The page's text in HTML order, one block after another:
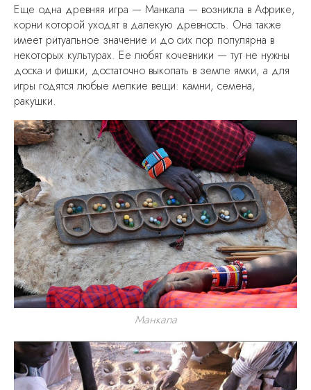
Еще одна древняя игра — Манкала — возникла в Африке,
корни которой уходят в далекую древность. Она также
имеет ритуальное значение и до сих пор популярна в
некоторых культурах. Ее любят кочевники — тут не нужны
доска и фишки, достаточно выкопать в земле ямки, а для
игры годятся любые мелкие вещи: камни, семена,
ракушки.
Манкала